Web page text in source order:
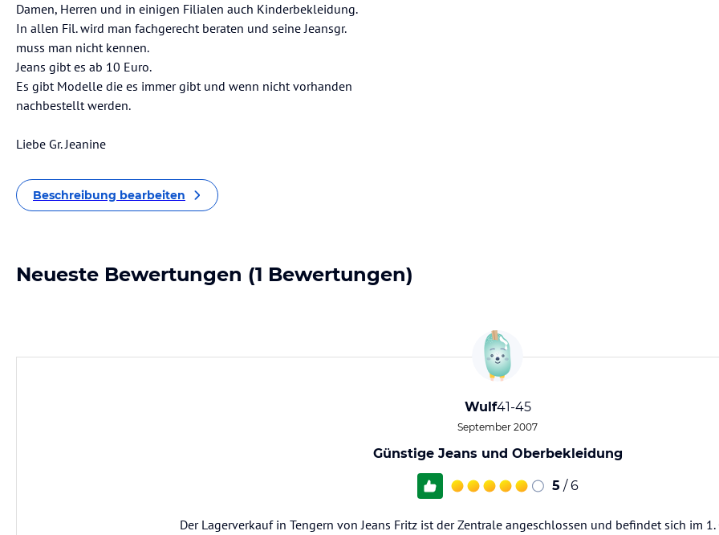
Damen, Herren und in einigen Filialen auch Kinderbekleidung.
In allen Fil. wird man fachgerecht beraten und seine Jeansgr.
muss man nicht kennen.
Jeans gibt es ab 10 Euro.
Es gibt Modelle die es immer gibt und wenn nicht vorhanden
nachbestellt werden.
Liebe Gr. Jeanine
Beschreibung bearbeiten
Neueste Bewertungen (1 Bewertungen)
Wulf41-45
September 2007
Günstige Jeans und Oberbekleidung
5 / 6
Der Lagerverkauf in Tengern von Jeans Fritz ist der Zentrale angeschlossen und befindet sich im 1.